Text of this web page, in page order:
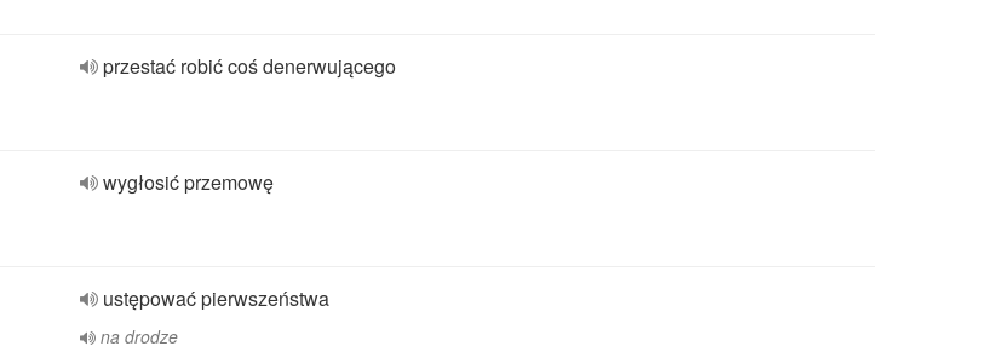
przestać robić coś denerwującego
wygłosić przemowę
ustępować pierwszeństwa
na drodze